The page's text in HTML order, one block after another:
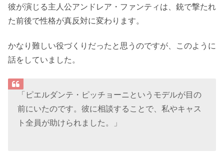
彼が演じる主人公アンドレア・ファンティは、銃で撃たれ
た前後で性格が真反対に変わります。
かなり難しい役づくりだったと思うのですが、このように
話をしていました。
「ピエルダンテ・ピッチョーニというモデルが目の
前にいたのです。彼に相談することで、私やキャス
ト全員が助けられました。」